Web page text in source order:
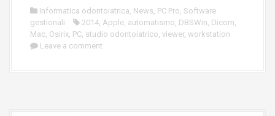
Informatica odontoiatrica, News, PC Pro, Software
gestionali
2014, Apple, automatismo, DBSWin, Dicom,
Mac, Osirix, PC, studio odontoiatrico, viewer, workstation
Leave a comment